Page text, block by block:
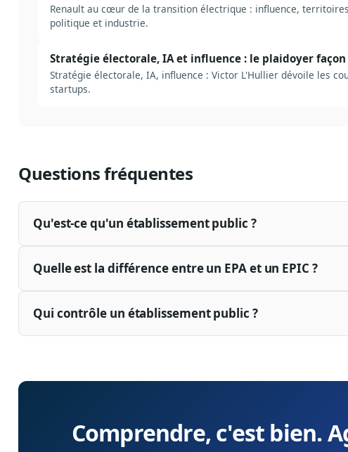
Renault au cœur de la transition électrique : influence,
politique et industrie.
Stratégie électorale, IA et influence : le plaidoyer
Stratégie électorale, IA, influence : Victor L'Hullier dévoile les
startups.
Questions fréquentes
Qu'est-ce qu'un établissement public ?
Quelle est la différence entre un EPA et un EPIC ?
Qui contrôle un établissement public ?
Comprendre, c'est bien.